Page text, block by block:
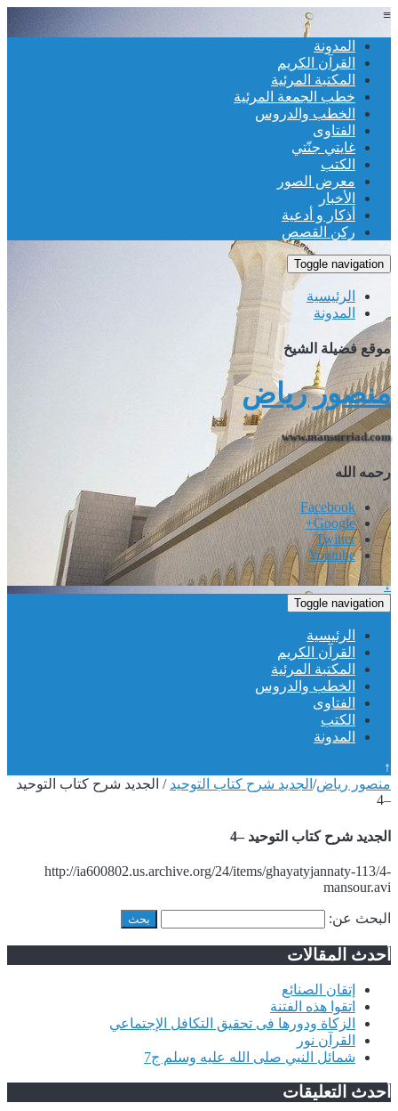
≡
المدونة
القرآن الكريم
المكتبة المرئية
خطب الجمعة المرئية
الخطب والدروس
الفتاوى
غايتي جنّتي
الكتب
معرض الصور
الأخبار
أذكار و أدعية
ركن القصص
Toggle navigation
الرئيسية
المدونة
موقع فضيلة الشيخ
منصور رياض
www.mansurriad.com
رحمه الله
Facebook
Google+
Twitter
Youtube
↓
Toggle navigation
الرئيسية
القرآن الكريم
المكتبة المرئية
الخطب والدروس
الفتاوى
الكتب
المدونة
↑
منصور رياض/ الجديد شرح كتاب التوحيد / الجديد شرح كتاب التوحيد
–4
الجديد شرح كتاب التوحيد –4
http://ia600802.us.archive.org/24/items/ghayatyjannaty-113/4-
mansour.avi
البحث عن:
أحدث المقالات
إتقان الصنائع
اتقوا هذه الفتنة
الزكاة ودورها فى تحقيق التكافل الإجتماعي
القرآن نور
شمائل النبي صلى الله عليه وسلم ج7
أحدث التعليقات